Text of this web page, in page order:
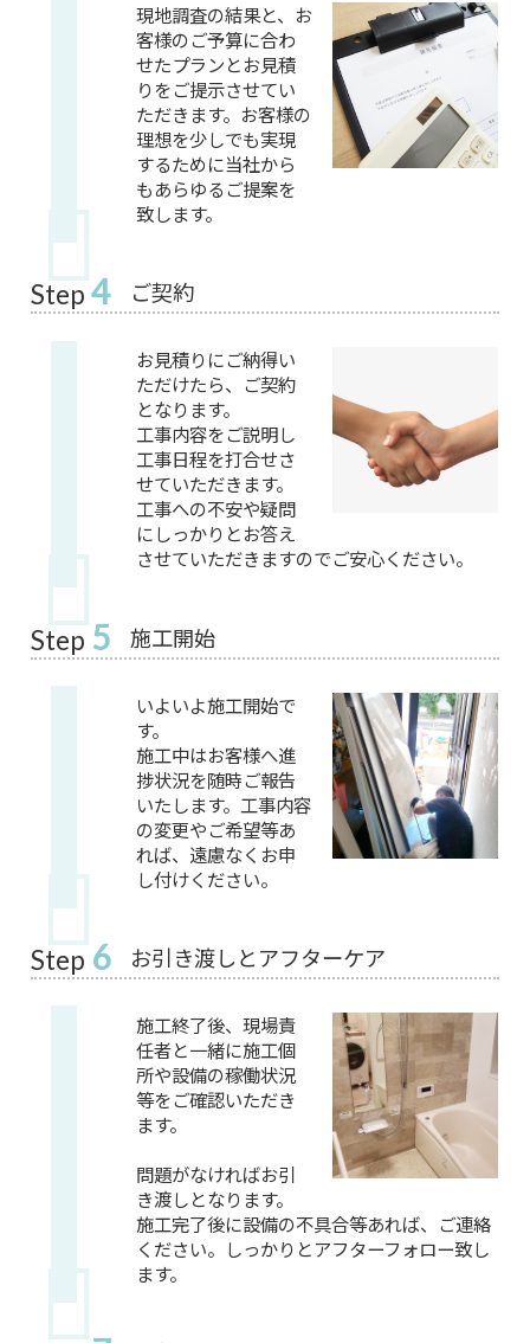
現地調査の結果と、お
客様のご予算に合わ
せたプランとお見積
りをご提示させてい
ただきます。お客様の
理想を少しでも実現
するために当社から
もあらゆるご提案を
致します。
Step 4 ご契約
お見積りにご納得い
ただけたら、ご契約
となります。
工事内容をご説明し
工事日程を打合せさ
せていただきます。
工事への不安や疑問
にしっかりとお答え
させていただきますのでご安心ください。
Step 5 施工開始
いよいよ施工開始で
す。
施工中はお客様へ進
捗状況を随時ご報告
いたします。工事内容
の変更やご希望等あ
れば、遠慮なくお申
し付けください。
Step 6 お引き渡しとアフターケア
施工終了後、現場責
任者と一緒に施工個
所や設備の稼働状況
等をご確認いただき
ます。
問題がなければお引
き渡しとなります。
施工完了後に設備の不具合等あれば、ご連絡
ください。しっかりとアフターフォロー致し
ます。